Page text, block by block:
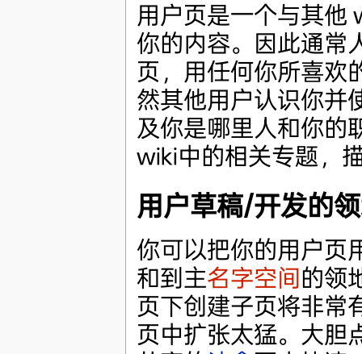
用户页是一个与其他
你的内容。因此通常
页，用任何你所喜欢
然其他用户认识你并
及你是哪里人和你的
wiki中的相关专题，
用户草稿/开发的
你可以把你的用户页
和到主名字空间的领
页下创建子页将非常
页中扩张太猛。大胆